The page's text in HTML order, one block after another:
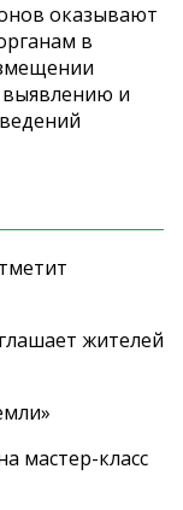
оказывают
в
выявлению и
жителей
мастер-класс